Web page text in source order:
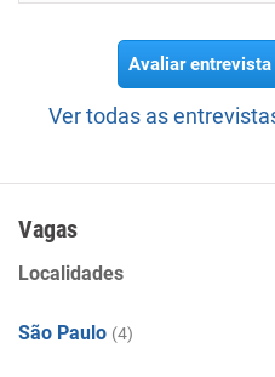
Avaliar entrevista
Ver todas as
Vagas
Localidades
São Paulo (4)